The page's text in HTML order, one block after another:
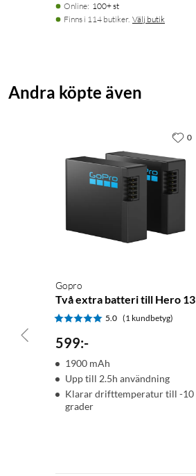
Online: 100+ st
Finns i 114 butiker. Välj butik
Andra köpte även
Gopro
Två extra batteri till Hero 13
5.0 (1 kundbetyg)
599:-
1900 mAh
Upp till 2.5h användning
Klarar drifttemperatur till -10
grader
0